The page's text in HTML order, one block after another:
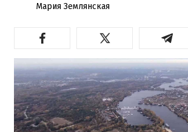
Мария Землянская